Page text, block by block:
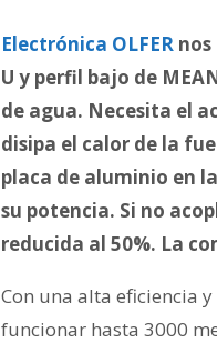
Electrónica OLFER
U y perfil bajo de
de agua. Necesita el
disipa el calor de la
placa de aluminio en
su potencia. Si no
reducida al 50%. La
Con una alta eficiencia
funcionar hasta 3000